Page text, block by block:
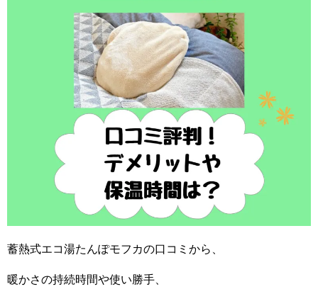
蓄熱式エコ湯たんぽモフカの口コミから、
暖かさの持続時間や使い勝手、